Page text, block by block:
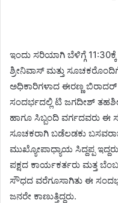
ಇಂದು ಸರಿಯಾಗಿ ಬೆಳಿಗ್ಗೆ 11:30ಕ್ಕೆ
ಶ್ರೀನಿವಾಸ್ ಮತ್ತು
ಅಧಿಕಾರಿಗಳಾದ ಈರಣ್ಣ ಬಿರಾದರ್
ಸಂದರ್ಭದಲ್ಲಿ ಟಿ ಜಗದೀಶ್
ಹಾಗೂ ಸಿಬ್ಬಂದಿ ವರ್ಗದವರು ಈ
ಸೂಚಕರಾಗಿ ಬಡೆಲಡಕು
ಮುಖ್ಯೋಪಾಧ್ಯಾಯ ಸಿದ್ದಪ್ಪ
ಪಕ್ಷದ ಕಾರ್ಯಕರ್ತರು ಮತ್ತ
ಸೌಧದ ವರೆಗೂಸಾಗಿತು ಈ
ಜನರೇ ಕಾಣುತ್ತಿದ್ದರು.